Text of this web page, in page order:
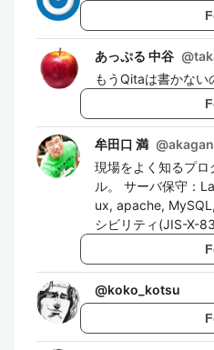
あっぷる 中谷 @
もうQitaは書かな
牟田口 満 @
現場をよく知るプロ
ル。 サーバ保守：
ux, apache,
シビリティ(JIS-X-
@koko_kotsu